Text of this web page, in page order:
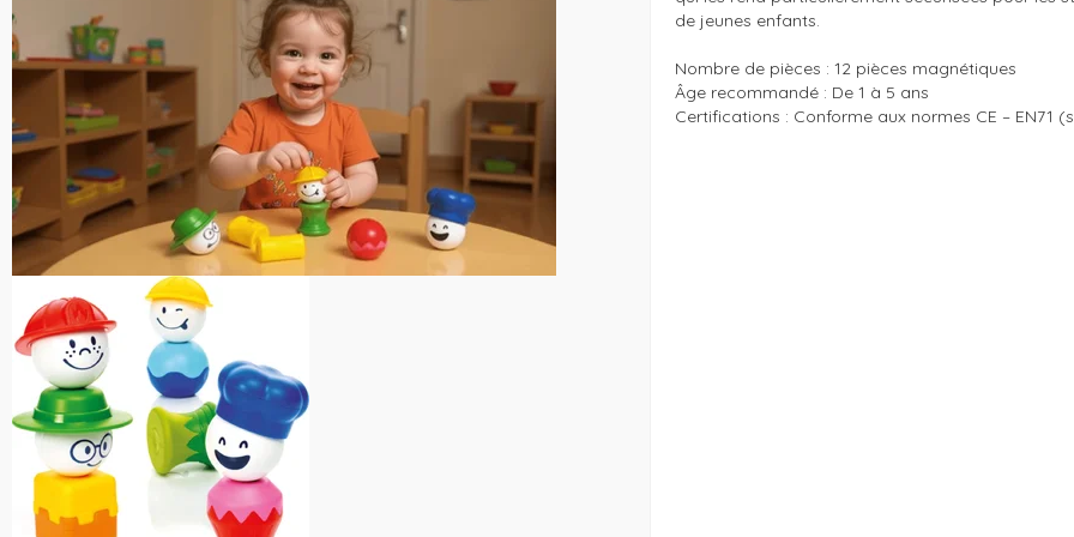
de jeunes enfants.
Nombre de pièces : 12 pièces magnétiques
Âge recommandé : De 1 à 5 ans